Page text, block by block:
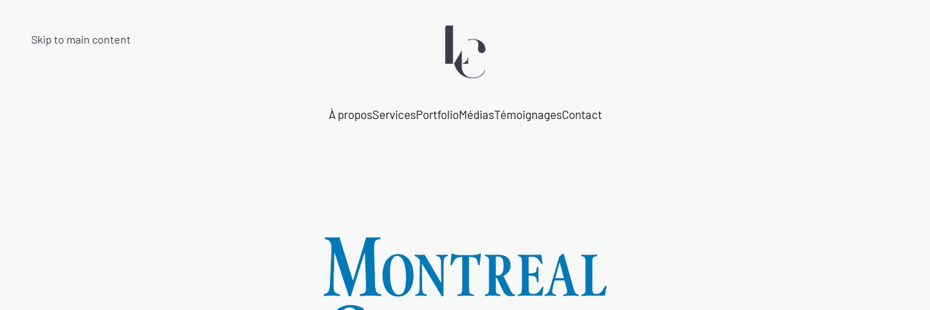
Skip to main content
À proposServicesPortfolioMédiasTémoignagesContact